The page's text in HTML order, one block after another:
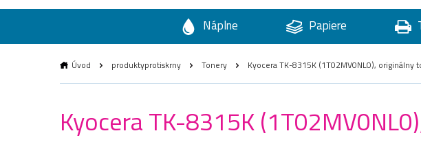
Náplne Papiere
Úvod produktyprotiskrny Tonery Kyocera TK-8315K (1T02MV0NL0), originálny
Kyocera TK-8315K